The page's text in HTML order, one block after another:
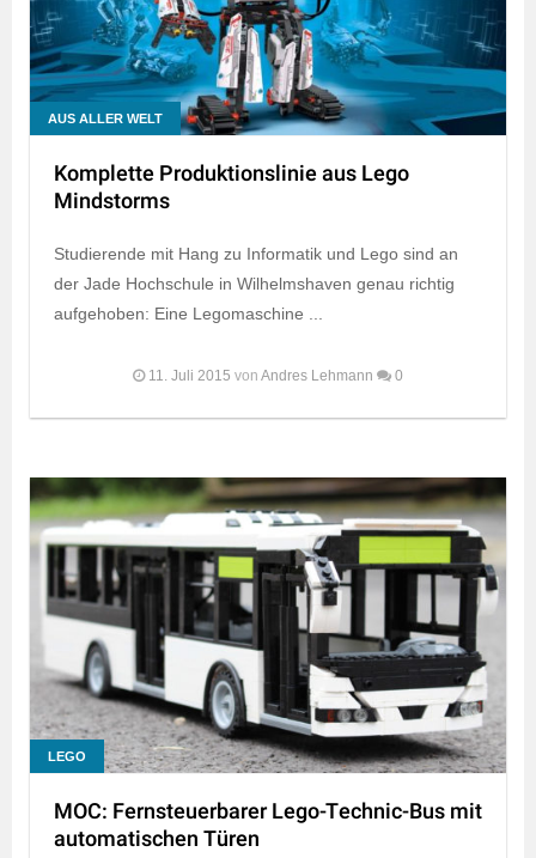
AUS ALLER WELT
Komplette Produktionslinie aus Lego
Mindstorms
Studierende mit Hang zu Informatik und Lego sind an
der Jade Hochschule in Wilhelmshaven genau richtig
aufgehoben: Eine Legomaschine ...
11. Juli 2015 von Andres Lehmann 0
LEGO
MOC: Fernsteuerbarer Lego-Technic-Bus mit
automatischen Türen